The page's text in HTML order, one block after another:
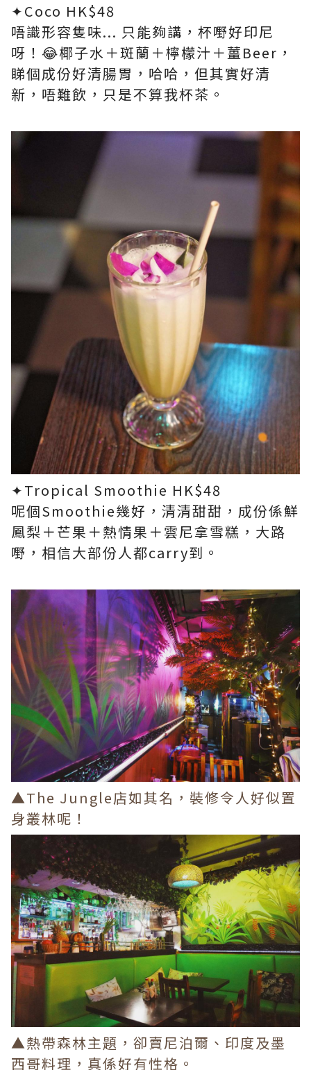
✦Coco HK$48​
唔識形容隻味... 只能夠講，杯嘢好印尼
呀！😂椰子水＋斑蘭＋檸檬汁＋薑Beer，
睇個成份好清腸胃，哈哈，但其實好清
新，唔難飲，只是不算我杯茶。​
✦Tropical Smoothie HK$48​
呢個Smoothie幾好，清清甜甜，成份係鮮
鳳梨＋芒果＋熱情果＋雲尼拿雪糕，大路
嘢，相信大部份人都carry到。​
▲The Jungle店如其名，裝修令人好似置
身叢林呢！
▲熱帶森林主題，卻賣尼泊爾、印度及墨
西哥料理，真係好有性格。